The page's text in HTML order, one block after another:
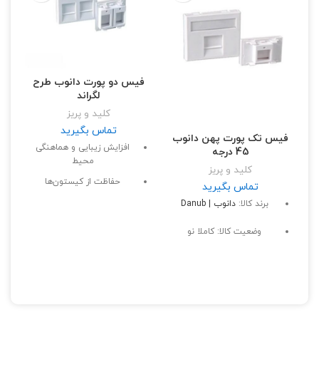
فیس تک پورت پهن دانوب
45 درجه
کلید و پریز
تماس بگیرید
برند کالا:دانوب | Danub
وضعیت کالا: کاملا نو
فیس دو پورت دانوب طرح
لگراند
کلید و پریز
تماس بگیرید
افزایش زیبایی و هماهنگی
محیط
حفاظت از کیستون‌ها